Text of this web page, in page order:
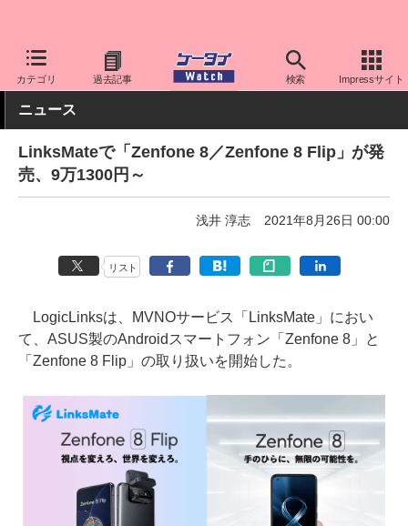
カテゴリ 過去記事 検索 Impressサイト
ケータイ Watch OS Android ASUS
ニュース
LinksMateで「Zenfone 8／Zenfone 8 Flip」が発
売、9万1300円～
浅井 淳志 2021年8月26日 00:00
リスト
LogicLinksは、MVNOサービス「LinksMate」におい
て、ASUS製のAndroidスマートフォン「Zenfone 8」と
「Zenfone 8 Flip」の取り扱いを開始した。